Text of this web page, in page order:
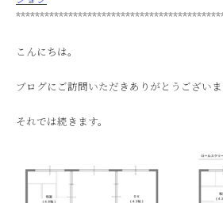
こんにちは。
ブログにご訪問いただきありがとうございま
それでは続きます。